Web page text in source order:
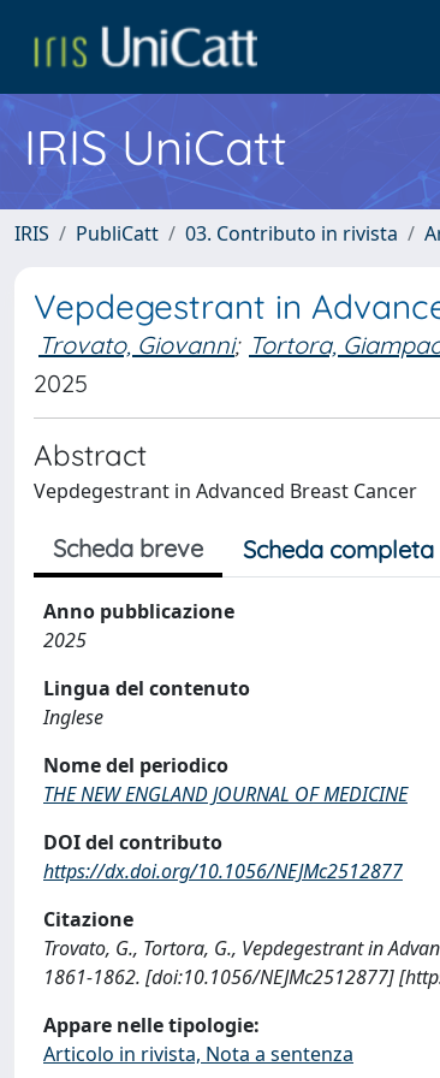
IRIS UniCatt
IRIS PubliCatt 03. Contributo in rivista
Vepdegestrant in
Trovato, Giovanni; Tortora,
2025
Abstract
Vepdegestrant in Advanced Breast Cancer
Scheda breve Scheda completa
Anno pubblicazione
2025
Lingua del contenuto
Inglese
Nome del periodico
THE NEW ENGLAND JOURNAL OF MEDICINE
DOI del contributo
https://dx.doi.org/10.1056/NEJMc2512877
Citazione
Trovato, G., Tortora, G., Vepdegestrant in
1861-1862. [doi:10.1056/NEJMc2512877]
Appare nelle tipologie:
Articolo in rivista, Nota a sentenza